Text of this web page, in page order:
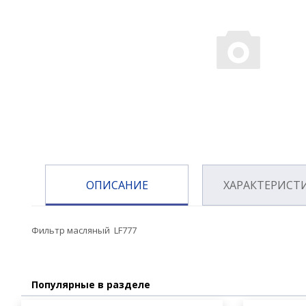
ОПИСАНИЕ
Фильтр масляный LF777
Популярные в разделе